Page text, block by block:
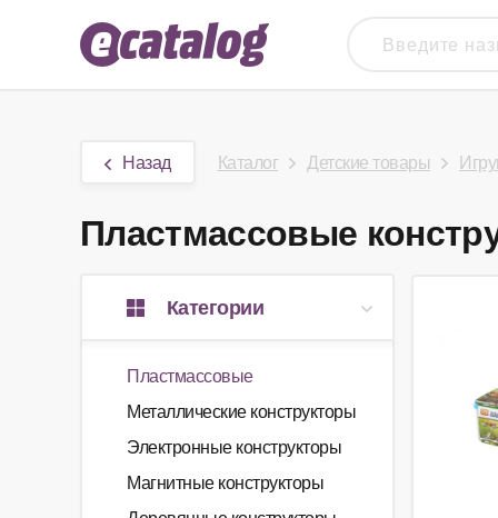
Назад Каталог Детские товары
Пластмассовые
Категории
Пластмассовые
Металлические конструкторы
Электронные конструкторы
Магнитные конструкторы